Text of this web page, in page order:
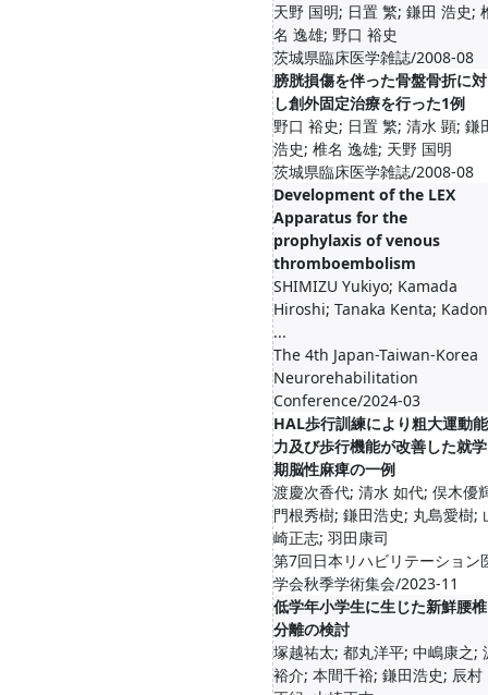
天野 国明; 日置 繁; 鎌田 浩史;
名 逸雄; 野口 裕史
茨城県臨床医学雑誌/2008-08
膀胱損傷を伴った骨盤骨折に対
し創外固定治療を行った1例
野口 裕史; 日置 繁; 清水 顕; 鎌
浩史; 椎名 逸雄; 天野 国明
茨城県臨床医学雑誌/2008-08
Development of the LEX
Apparatus for the
prophylaxis of venous
thromboembolism
SHIMIZU Yukiyo; Kamada
Hiroshi; Tanaka Kenta;
...
The 4th Japan-Taiwan-Korea
Neurorehabilitation
Conference/2024-03
HAL歩行訓練により粗大運動能
力及び歩行機能が改善した就学
期脳性麻痺の一例
渡慶次香代; 清水 如代; 俣木優
門根秀樹; 鎌田浩史; 丸島愛樹;
崎正志; 羽田康司
第7回日本リハビリテーション
学会秋季学術集会/2023-11
低学年小学生に生じた新鮮腰椎
分離の検討
塚越祐太; 都丸洋平; 中嶋康之;
裕介; 本間千裕; 鎌田浩史; 辰村